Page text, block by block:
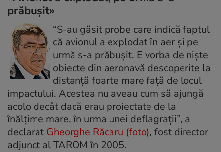
prăbuşit»
“S-au găsit probe care indică faptul
că avionul a explodat în aer şi pe
urmă s-a prăbuşit. E vorba de nişte
obiecte din aeronavă descoperite la
distanţă foarte mare faţă de locul
impactului. Acestea nu aveau cum să ajungă
acolo decât dacă erau proiectate de la
înălţime mare, în urma unei deflagraţii”, a
declarat Gheorghe Răcaru (foto), fost director
adjunct al TAROM în 2005.